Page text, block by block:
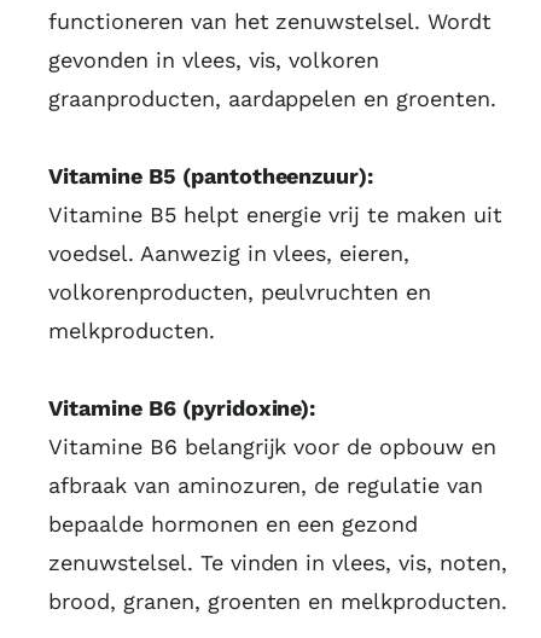
functioneren van het zenuwstelsel. Wordt
gevonden in vlees, vis, volkoren
graanproducten, aardappelen en groenten.
Vitamine B5 (pantotheenzuur):
Vitamine B5 helpt energie vrij te maken uit
voedsel. Aanwezig in vlees, eieren,
volkorenproducten, peulvruchten en
melkproducten.
Vitamine B6 (pyridoxine):
Vitamine B6 belangrijk voor de opbouw en
afbraak van aminozuren, de regulatie van
bepaalde hormonen en een gezond
zenuwstelsel. Te vinden in vlees, vis, noten,
brood, granen, groenten en melkproducten.